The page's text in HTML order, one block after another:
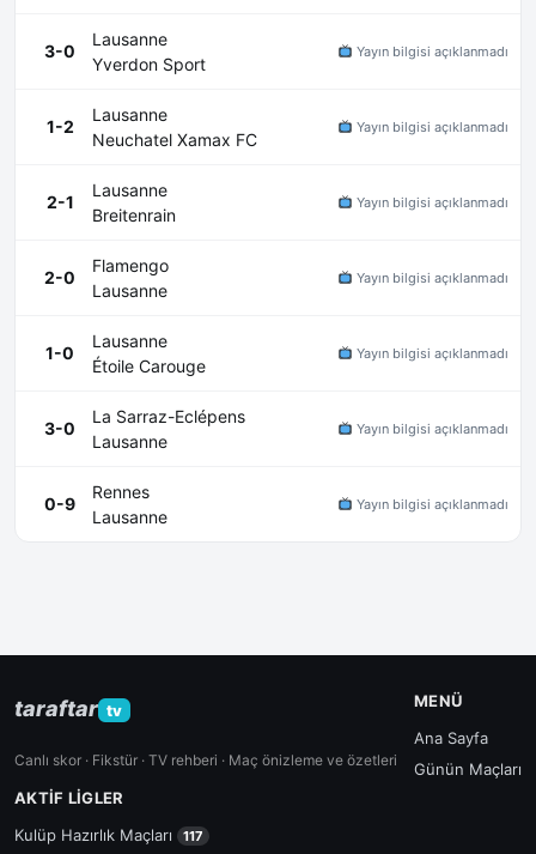
3-0
Lausanne
Yverdon Sport
Yayın bilgisi açıklanmadı
1-2
Lausanne
Neuchatel Xamax FC
Yayın bilgisi açıklanmadı
2-1
Lausanne
Breitenrain
Yayın bilgisi açıklanmadı
2-0
Flamengo
Lausanne
Yayın bilgisi açıklanmadı
1-0
Lausanne
Étoile Carouge
Yayın bilgisi açıklanmadı
3-0
La Sarraz-Eclépens
Lausanne
Yayın bilgisi açıklanmadı
0-9
Rennes
Lausanne
Yayın bilgisi açıklanmadı
taraftar tv
Canlı skor · Fikstür · TV rehberi · Maç önizleme ve özetleri
MENÜ
Ana Sayfa
Günün Maçları
AKTIF LIGLER
Kulüp Hazırlık Maçları
117